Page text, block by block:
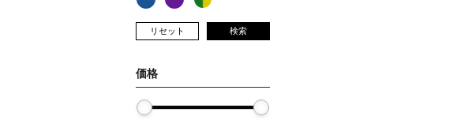
リセット 検索
価格